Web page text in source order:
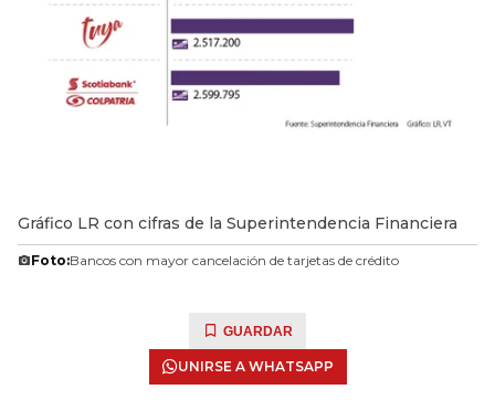
Gráfico LR con cifras de la Superintendencia Financiera
Foto:Bancos con mayor cancelación de tarjetas de crédito
GUARDAR
UNIRSE A WHATSAPP